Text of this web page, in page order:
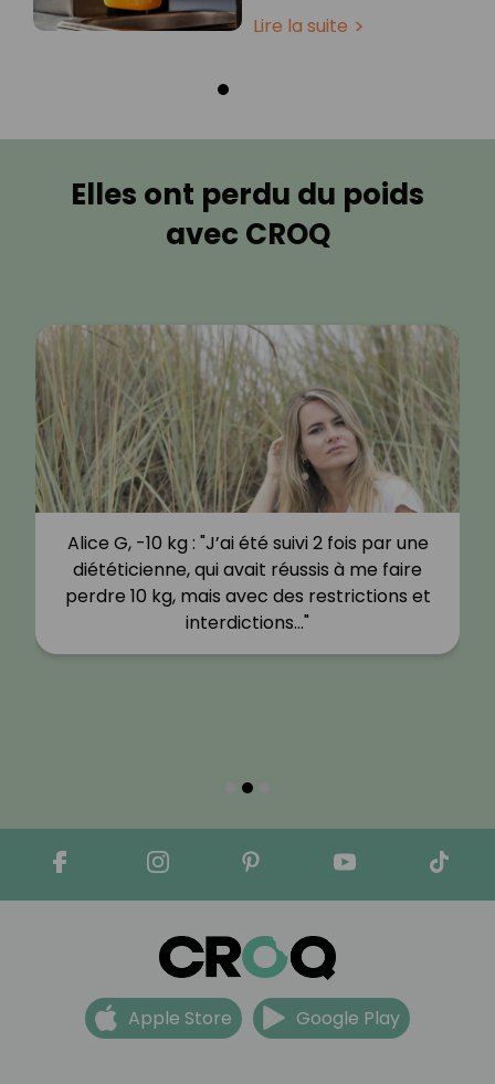
Lire la suite
Elles ont perdu du poids
avec CROQ
Alice G, -10 kg : "J’ai été suivi 2 fois par une
diététicienne, qui avait réussis à me faire
perdre 10 kg, mais avec des restrictions et
interdictions…"
Apple Store Google Play